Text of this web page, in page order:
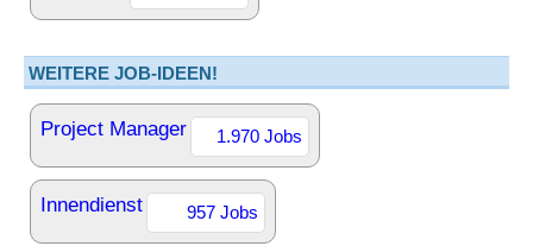
WEITERE JOB-IDEEN!
Project Manager 1.970 Jobs
Innendienst 957 Jobs